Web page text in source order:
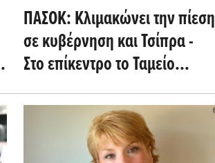
ΠΑΣΟΚ: Κλιμακώνει την πίεση
σε κυβέρνηση και Τσίπρα -
Στο επίκεντρο το Ταμείο
Ανάκαμψης